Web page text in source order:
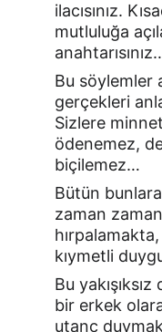
ilacısınız.
mutluluğa
Bu söylemler
gerçekleri
Sizlere
ödenemez,
biçilemez…
Bütün bunlara
zaman
kıymetli
Bu
bir erkek
utanç